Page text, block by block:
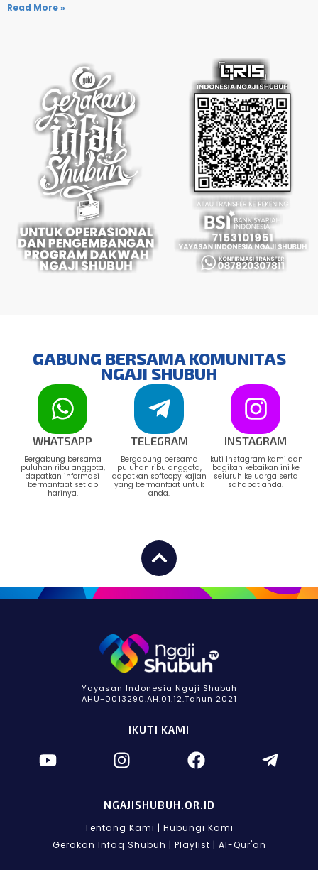
Read More »
GABUNG BERSAMA KOMUNITAS
NGAJI SHUBUH
WHATSAPP
Bergabung bersama
puluhan ribu anggota,
dapatkan informasi
bermanfaat setiap
harinya.
TELEGRAM
Bergabung bersama
puluhan ribu anggota,
dapatkan softcopy kajian
yang bermanfaat untuk
anda.
INSTAGRAM
Ikuti Instagram kami dan
bagikan kebaikan ini ke
seluruh keluarga serta
sahabat anda.
Yayasan Indonesia Ngaji Shubuh
AHU-0013290.AH.01.12.Tahun 2021
IKUTI KAMI
NGAJISHUBUH.OR.ID
Tentang Kami | Hubungi Kami
Gerakan Infaq Shubuh | Playlist | Al-Qur'an